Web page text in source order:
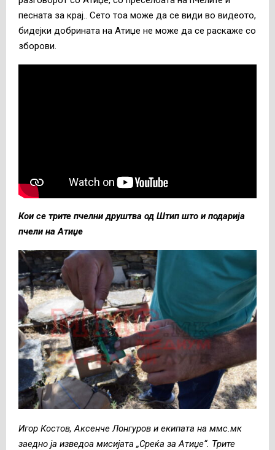
песната за крај.. Сето тоа може да се види во видеото,
бидејки добрината на Атиџе не може да се раскаже со
зборови.
Кои се трите пчелни друштва од Штип што и подарија
пчели на Атиџе
Игор Костов, Аксенче Лонгуров и екипата на ммс.мк
заедно ја изведоа мисијата „Среќа за Атиџе“. Трите